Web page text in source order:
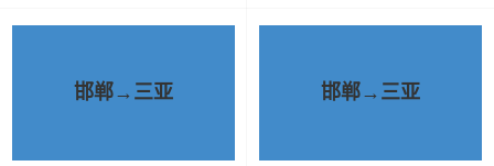
2、运输时间延迟：不靠谱的物流公司可能会在运输过程中
邯郸→三亚 邯郸→三亚